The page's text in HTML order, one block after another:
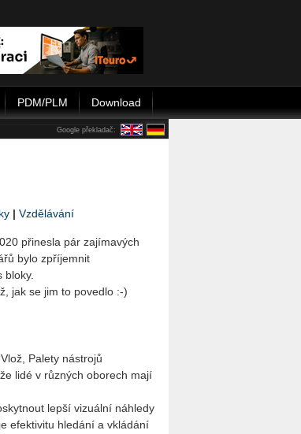
PDM/PLM Download
Google překladač:
| Vzdělávání
přinesla pár zajímavých
bylo zpříjemnit
bloky.
jak se jim to povedlo :-)
Palety nástrojů
lidé v různých oborech mají
lepší vizuální náhledy
efektivitu hledání a vkládání